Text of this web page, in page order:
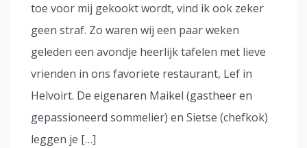
toe voor mij gekookt wordt, vind ik ook zeker
geen straf. Zo waren wij een paar weken
geleden een avondje heerlijk tafelen met lieve
vrienden in ons favoriete restaurant, Lef in
Helvoirt. De eigenaren Maikel (gastheer en
gepassioneerd sommelier) en Sietse (chefkok)
leggen je […]